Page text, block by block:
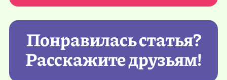
Понравилась статья?
Расскажите друзьям!